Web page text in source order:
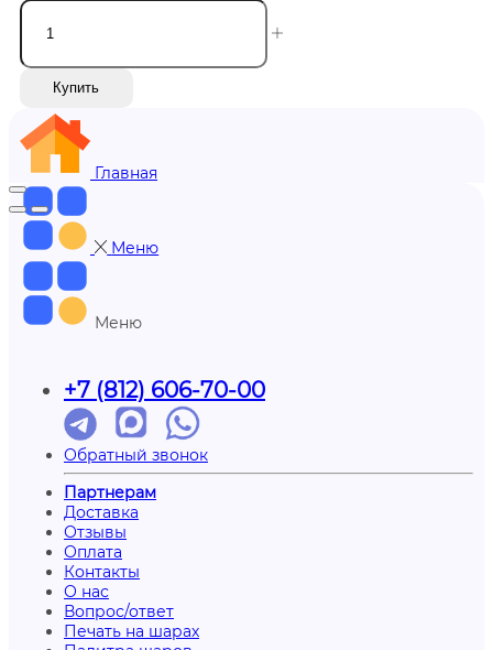
Купить
Главная
Меню
Меню
+7 (812) 606-70-00
Обратный звонок
Партнерам
Доставка
Отзывы
Оплата
Контакты
О нас
Вопрос/ответ
Печать на шарах